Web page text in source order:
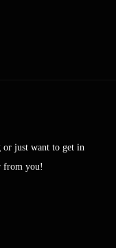
or just want to get in
from you!